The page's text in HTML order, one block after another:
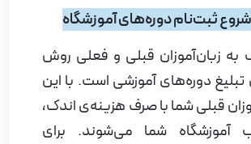
ثبت‌نام دوره‌های آموزشگاه
به زبان‌آموزان قبلی و فعلی روش
تبلیغ دوره‌های آموزشی است. با این
قبلی شما با صرف هزینه‌ی اندک،
آموزشگاه شما می‌شوند. برای